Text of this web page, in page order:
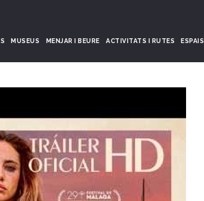
MUSEUS MENJAR I BEURE ACTIVITATS I RUTES ESPAIS